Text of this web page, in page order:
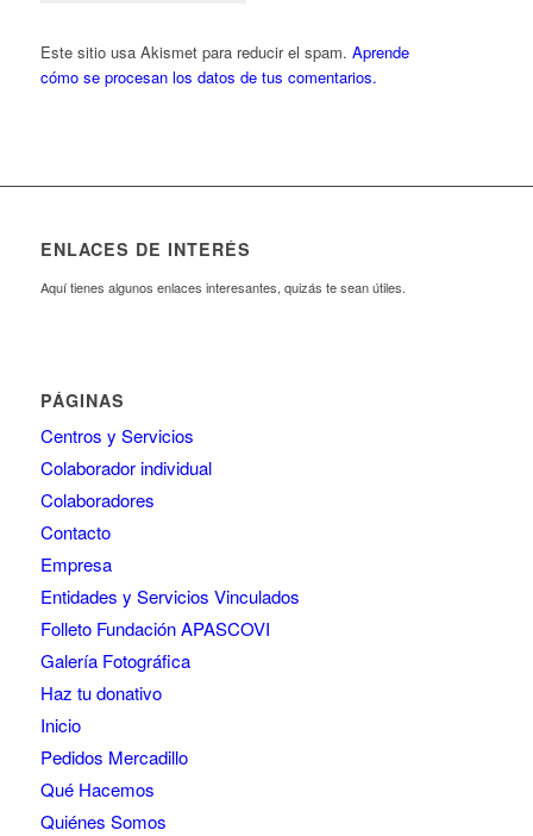
Este sitio usa Akismet para reducir el spam. Aprende
cómo se procesan los datos de tus comentarios.
ENLACES DE INTERÉS
Aquí tienes algunos enlaces interesantes, quizás te sean útiles.
PÁGINAS
Centros y Servicios
Colaborador individual
Colaboradores
Contacto
Empresa
Entidades y Servicios Vinculados
Folleto Fundación APASCOVI
Galería Fotográfica
Haz tu donativo
Inicio
Pedidos Mercadillo
Qué Hacemos
Quiénes Somos